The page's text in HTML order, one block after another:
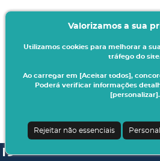
Valorizamos a sua
Utilizamos cookies para melhorar a
tráfego do
Ao carregar em [Aceitar todos],
Poderá verificar informações
[personalizar].
Rejeitar não essenciais